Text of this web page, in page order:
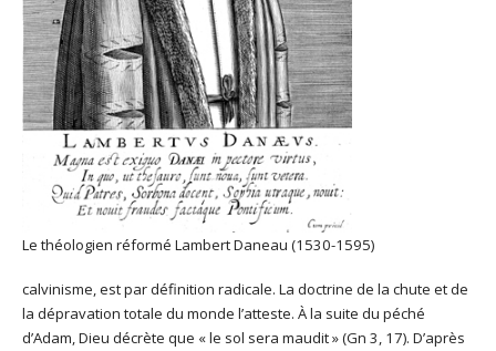
Le théologien réformé Lambert Daneau (1530-1595)
calvinisme, est par définition radicale. La doctrine de la chute et de
la dépravation totale du monde l’atteste. À la suite du péché
d’Adam, Dieu décrète que « le sol sera maudit » (Gn 3, 17). D’après